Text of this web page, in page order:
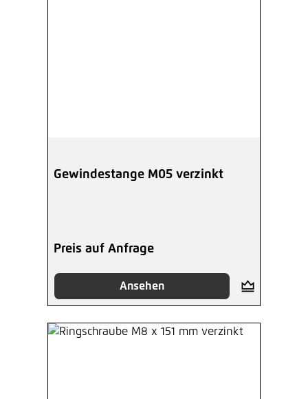
Gewindestange M05 verzinkt
Preis auf Anfrage
Ansehen